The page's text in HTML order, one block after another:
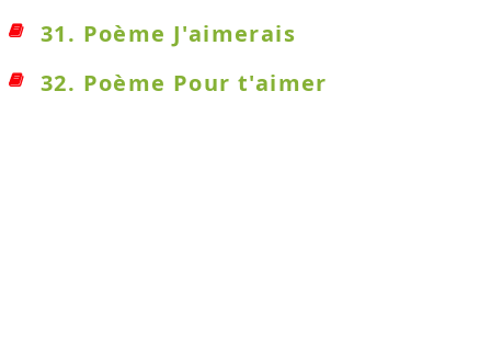
31. Poème J'aimerais
32. Poème Pour t'aimer